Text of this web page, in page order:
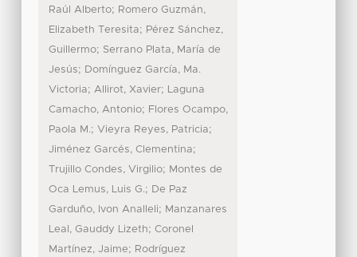
Raúl Alberto; Romero Guzmán,
Elizabeth Teresita; Pérez Sánchez,
Guillermo; Serrano Plata, María de
Jesús; Domínguez García, Ma.
Victoria; Allirot, Xavier; Laguna
Camacho, Antonio; Flores Ocampo,
Paola M.; Vieyra Reyes, Patricia;
Jiménez Garcés, Clementina;
Trujillo Condes, Virgilio; Montes de
Oca Lemus, Luis G.; De Paz
Garduño, Ivon Analleli; Manzanares
Leal, Gauddy Lizeth; Coronel
Martínez, Jaime; Rodríguez